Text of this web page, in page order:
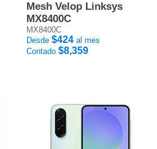
Mesh Velop Linksys
MX8400C
MX8400C
Desde $424 al mes
Contado $8,359